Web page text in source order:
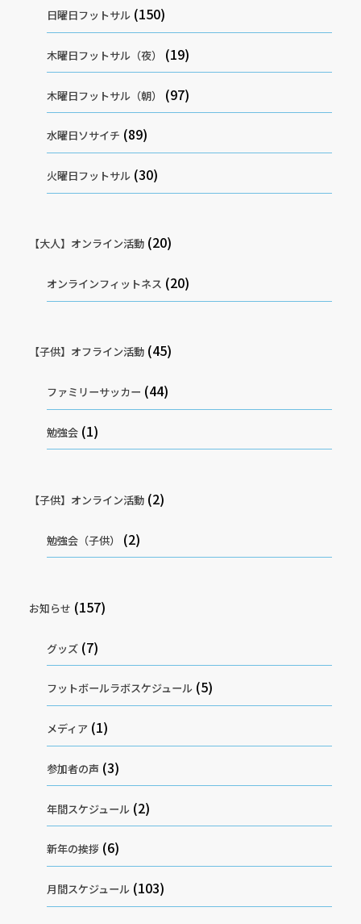
日曜日フットサル (150)
木曜日フットサル（夜） (19)
木曜日フットサル（朝） (97)
水曜日ソサイチ (89)
火曜日フットサル (30)
【大人】オンライン活動(20)
オンラインフィットネス (20)
【子供】オフライン活動(45)
ファミリーサッカー (44)
勉強会 (1)
【子供】オンライン活動(2)
勉強会（子供） (2)
お知らせ (157)
グッズ (7)
フットボールラボスケジュール (5)
メディア (1)
参加者の声 (3)
年間スケジュール (2)
新年の挨拶 (6)
月間スケジュール (103)